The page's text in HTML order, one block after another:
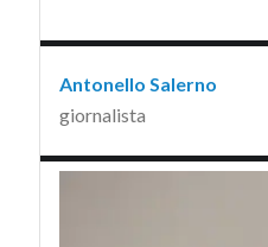
Antonello Salerno
giornalista